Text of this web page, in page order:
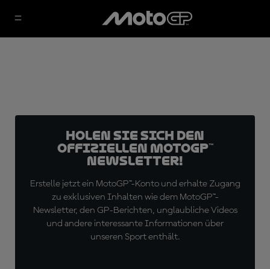
Holen Sie sich den
offiziellen MotoGP™
Newsletter!
Erstelle jetzt ein MotoGP™-Konto und erhalte Zugang
zu exklusiven Inhalten wie dem MotoGP™-
Newsletter, den GP-Berichten, unglaubliche Videos
und andere interessante Informationen über
unseren Sport enthält.